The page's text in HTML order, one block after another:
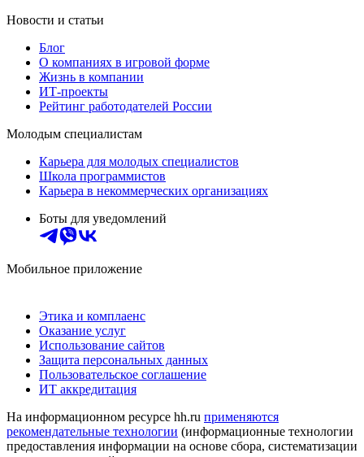
Новости и статьи
Блог
О компаниях в игровой форме
Жизнь в компании
ИТ-проекты
Рейтинг работодателей России
Молодым специалистам
Карьера для молодых специалистов
Школа программистов
Карьера в некоммерческих организациях
Боты для уведомлений
Мобильное приложение
Этика и комплаенс
Оказание услуг
Использование сайтов
Защита персональных данных
Пользовательское соглашение
ИТ аккредитация
На информационном ресурсе hh.ru применяются
рекомендательные технологии (информационные технологии
предоставления информации на основе сбора, систематизации